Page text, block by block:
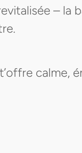
– la
calme,